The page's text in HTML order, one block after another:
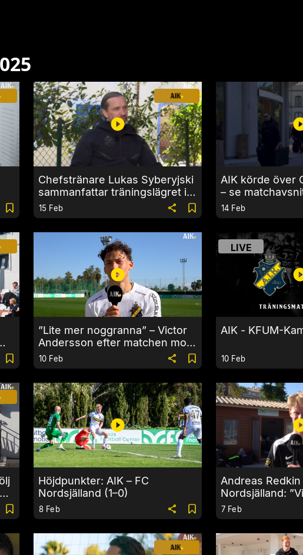
Chefstränare Lukas Syberyjski
sammanfattar träningslägret i
Salou
15 Feb
AIK körde över
– se
14 Feb
”Lite mer noggranna” – Victor
Andersson efter matchen mot
KFUM
10 Feb
LIVE
AIK - KFUM-
10 Feb
Höjdpunkter: AIK – FC
Nordsjälland (1–0)
8 Feb
Andreas
Nordsjälland:
matchplanen
7 Feb